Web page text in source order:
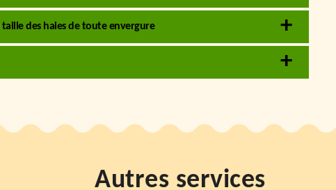
des haies de toute envergure
Autres services